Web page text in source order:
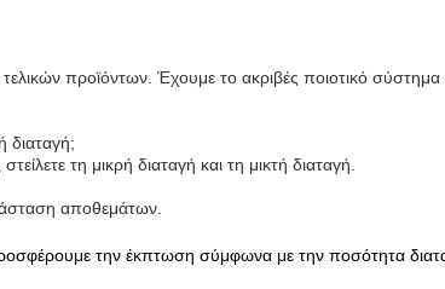
προϊόντων. Έχουμε το ακριβές ποιοτικό
διαταγή;
τη μικρή διαταγή και τη μικτή διαταγή.
αποθεμάτων.
την έκπτωση σύμφωνα με την ποσότητα